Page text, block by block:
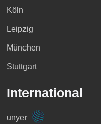
Köln
Leipzig
München
Stuttgart
International
unyer